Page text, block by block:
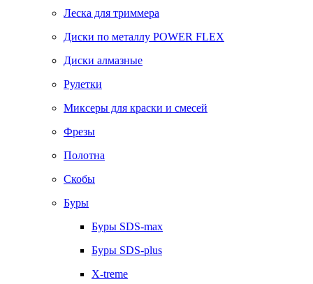
Леска для триммера
Диски по металлу POWER FLEX
Диски алмазные
Рулетки
Миксеры для краски и смесей
Фрезы
Полотна
Скобы
Буры
Буры SDS-max
Буры SDS-plus
X-treme